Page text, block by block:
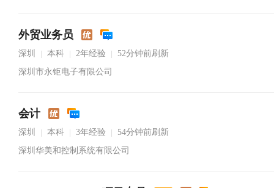
外贸业务员
深圳 本科 2年经验
52分钟前刷新
深圳市永钜电子有限公司
会计
深圳 本科 3年经验
54分钟前刷新
深圳华美和控制系统有限公司